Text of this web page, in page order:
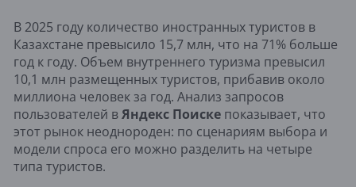
В 2025 году количество иностранных туристов в
Казахстане превысило 15,7 млн, что на 71% больше
год к году. Объем внутреннего туризма превысил
10,1 млн размещенных туристов, прибавив около
миллиона человек за год. Анализ запросов
пользователей вЯндекс Поиске показывает, что
этот рынок неоднороден: по сценариям выбора и
модели спроса его можно разделить на четыре
типа туристов.